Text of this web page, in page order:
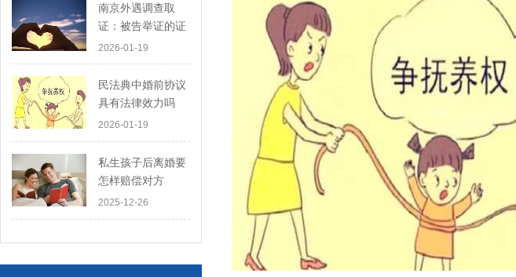
南京外遇调查取
证：被告举证的证
据是要交给原告的
吗
2026-01-19
民法典中婚前协议
具有法律效力吗
2026-01-19
私生孩子后离婚要
怎样赔偿对方
2025-12-26